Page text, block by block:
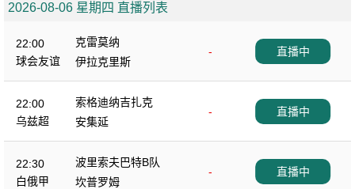
2026-08-06 星期四 直播列表
22:00
球会友谊
克雷莫纳
-
伊拉克里斯
直播中
22:00
乌兹超
索格迪纳吉扎克
-
安集延
直播中
22:30
白俄甲
波里索夫巴特B队
-
坎普罗姆
直播中